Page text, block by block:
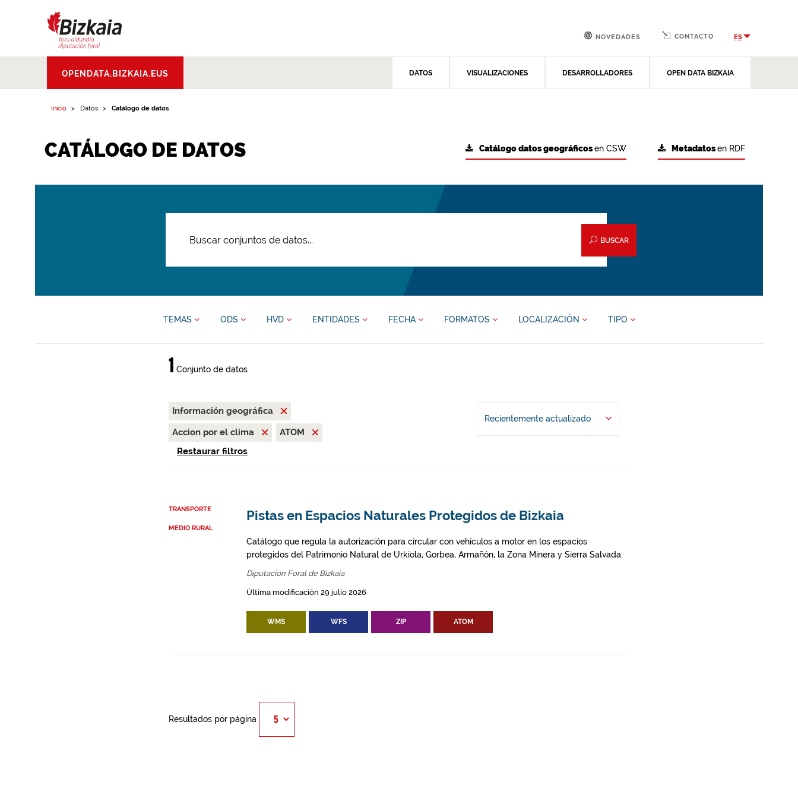
Aldundia.Diputacion
Foral de Bizkaia
OPENDATA.BIZKAIA.EUS DATOS VISUALIZACIONES DESARROLLADORES OPEN DATA BIZKAIA
NOVEDADES CONTACTO ES
Inicio Datos Catálogo de datos
CATÁLOGO DE DATOS Metadatosen RDF
Catálogo datos geográficosen CSW
BUSCAR
TEMAS ODS HVD ENTIDADES FECHA FORMATOS LOCALIZACIÓN TIPO
1 Conjunto de datos
Información geográfica
Accion por el clima
ATOM
Restaurar filtros
Recientemente actualizado
TRANSPORTE
MEDIO RURAL
Pistas en Espacios Naturales Protegidos de Bizkaia
Catálogo que regula la autorización para circular con vehículos a motor en los espacios
protegidos del Patrimonio Natural de Urkiola, Gorbea, Armañón, la Zona Minera y Sierra Salvada.
Diputación Foral de Bizkaia
Última modificación 29 julio 2026
WMS WFS ZIP ATOM
Resultados por página